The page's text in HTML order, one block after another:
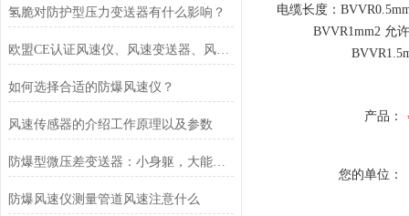
氢脆对防护型压力变送器有什么影响？
欧盟CE认证风速仪、风速变送器、风速传感器的用处
如何选择合适的防爆风速仪？
风速传感器的介绍工作原理以及参数
防爆型微压差变送器：小身躯，大能量，防爆测压两不误
防爆风速仪测量管道风速注意什么
电缆长度：
BVVR1mm2 允许
BVVR1.5mm2
产品：
您的单位：